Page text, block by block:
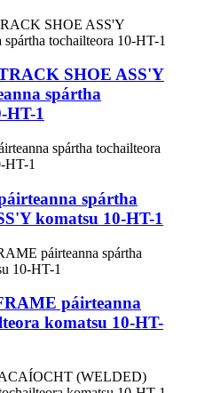
SHOE ASS'Y
spártha
HT-1
spártha
komatsu 10-HT-1
páirteanna
komatsu 10-HT-